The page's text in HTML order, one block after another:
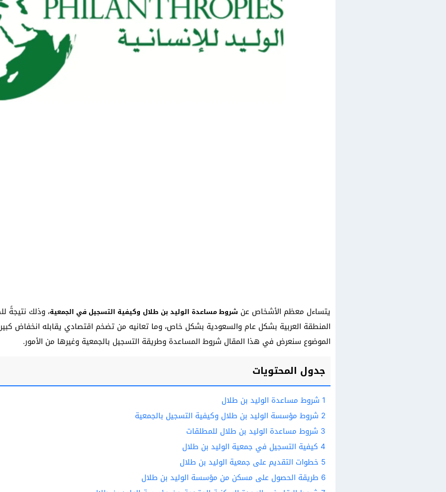
يتساءل معظم الأشخاص عن شروط مساعدة الوليد بن طلال وكيفية التسجيل في الجمعية، وذلك نتيجةً
المنطقة العربية بشكل عام والسعودية بشكل خاص، وما تعانيه من تضخم اقتصادي يقابله انخفاض
الموضوع سنعرض في هذا المقال شروط المساعدة وطريقة التسجيل بالجمعية وغيرها من الأمور.
جدول المحتويات
1 شروط مساعدة الوليد بن طلال
2 شروط مؤسسة الوليد بن طلال وكيفية التسجيل بالجمعية
3 شروط مساعدة الوليد بن طلال للمطلقات
4 كيفية التسجيل في جمعية الوليد بن طلال
5 خطوات التقديم على جمعية الوليد بن طلال
6 طريقة الحصول على مسكن من مؤسسة الوليد بن طلال